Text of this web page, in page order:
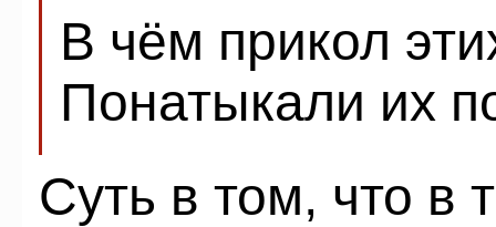
В чём прикол
Понатыкали их
Суть в том, что в